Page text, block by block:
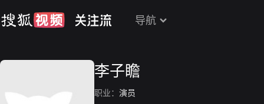
导航
李子瞻
职业： 演员